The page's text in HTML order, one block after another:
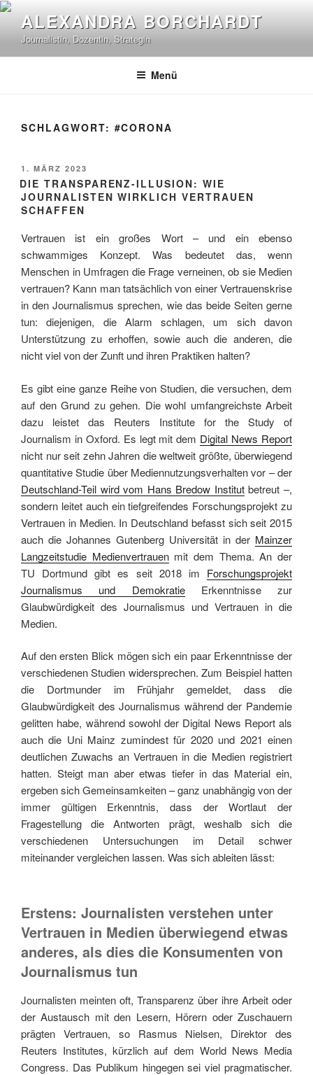
Zum
Inhalt
springen
ALEXANDRA BORCHARDT
Journalistin, Dozentin, Strategin
Menü
SCHLAGWORT: #CORONA
VERÖFFENTLICHT
AM
1. MÄRZ 2023
DIE TRANSPARENZ-ILLUSION: WIE
JOURNALISTEN WIRKLICH VERTRAUEN
SCHAFFEN
Vertrauen ist ein großes Wort – und ein ebenso
schwammiges Konzept. Was bedeutet das, wenn
Menschen in Umfragen die Frage verneinen, ob sie Medien
vertrauen? Kann man tatsächlich von einer Vertrauenskrise
in den Journalismus sprechen, wie das beide Seiten gerne
tun: diejenigen, die Alarm schlagen, um sich davon
Unterstützung zu erhoffen, sowie auch die anderen, die
nicht viel von der Zunft und ihren Praktiken halten?
Es gibt eine ganze Reihe von Studien, die versuchen, dem
auf den Grund zu gehen. Die wohl umfangreichste Arbeit
dazu leistet das Reuters Institute for the Study of
Journalism in Oxford. Es legt mit dem Digital News Report
nicht nur seit zehn Jahren die weltweit größte, überwiegend
quantitative Studie über Mediennutzungsverhalten vor – der
Deutschland-Teil wird vom Hans Bredow Institutbetreut –,
sondern leitet auch ein tiefgreifendes Forschungsprojekt zu
Vertrauen in Medien. In Deutschland befasst sich seit 2015
auch die Johannes Gutenberg Universität in der Mainzer
Langzeitstudie Medienvertrauenmit dem Thema. An der
TU Dortmund gibt es seit 2018 im Forschungsprojekt
Journalismus und DemokratieErkenntnisse zur
Glaubwürdigkeit des Journalismus und Vertrauen in die
Medien.
Auf den ersten Blick mögen sich ein paar Erkenntnisse der
verschiedenen Studien widersprechen. Zum Beispiel hatten
die Dortmunder im Frühjahr gemeldet, dass die
Glaubwürdigkeit des Journalismus während der Pandemie
gelitten habe, während sowohl der Digital News Report als
auch die Uni Mainz zumindest für 2020 und 2021 einen
deutlichen Zuwachs an Vertrauen in die Medien registriert
hatten. Steigt man aber etwas tiefer in das Material ein,
ergeben sich Gemeinsamkeiten – ganz unabhängig von der
immer gültigen Erkenntnis, dass der Wortlaut der
Fragestellung die Antworten prägt, weshalb sich die
verschiedenen Untersuchungen im Detail schwer
miteinander vergleichen lassen. Was sich ableiten lässt:
Erstens: Journalisten verstehen unter
Vertrauen in Medien überwiegend etwas
anderes, als dies die Konsumenten von
Journalismus tun
Journalisten meinten oft, Transparenz über ihre Arbeit oder
der Austausch mit den Lesern, Hörern oder Zuschauern
prägten Vertrauen, so Rasmus Nielsen, Direktor des
Reuters Institutes, kürzlich auf dem World News Media
Congress. Das Publikum hingegen sei viel pragmatischer.